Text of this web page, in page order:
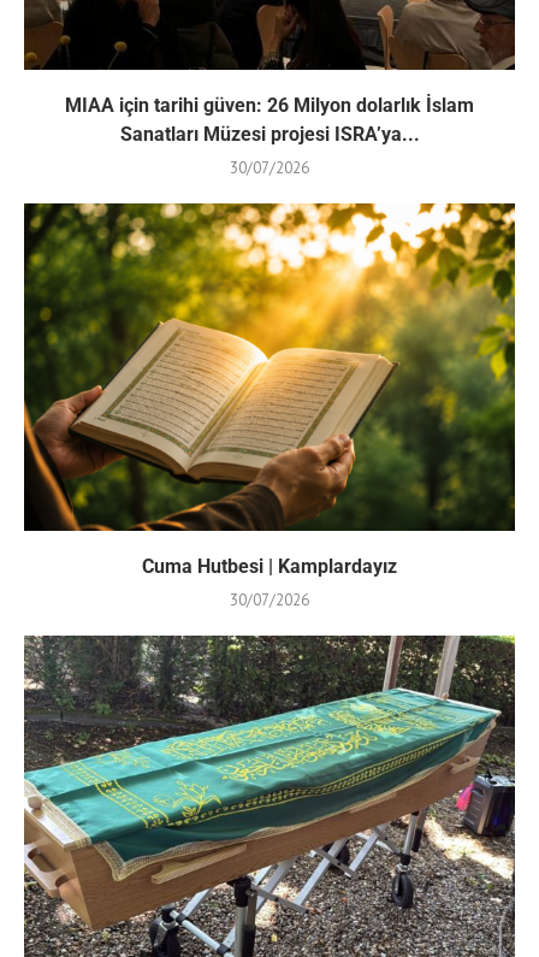
MIAA için tarihi güven: 26 Milyon dolarlık İslam
Sanatları Müzesi projesi ISRA’ya...
30/07/2026
Cuma Hutbesi | Kamplardayız
30/07/2026